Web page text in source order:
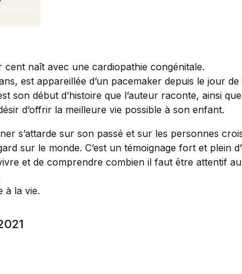
cent naît avec une cardiopathie congénitale.
est appareillée d’un pacemaker depuis le jour de
son début d’histoire que l’auteur raconte, ainsi
d’offrir la meilleure vie possible à son enfant.
s’attarde sur son passé et sur les personnes
sur le monde. C’est un témoignage fort et plein
et de comprendre combien il faut être attentif
à la vie.